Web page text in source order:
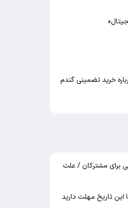
خرید تضمینی گندم
مشترکان / علت
این تاریخ مهلت دارید